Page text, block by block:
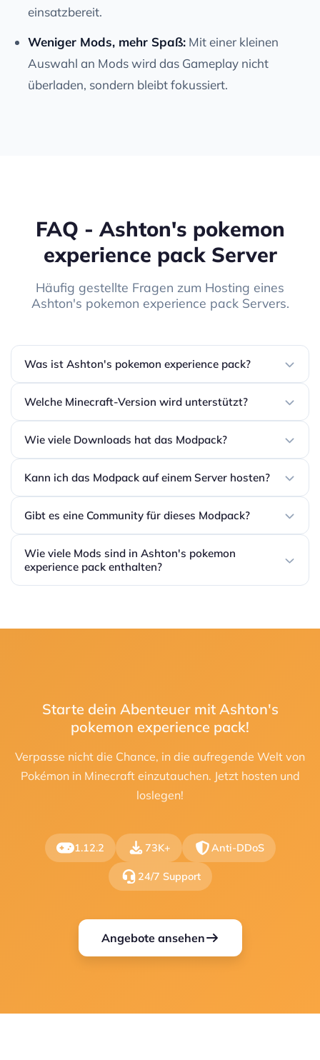
einsatzbereit.
Weniger Mods, mehr Spaß: Mit einer kleinen
Auswahl an Mods wird das Gameplay nicht
überladen, sondern bleibt fokussiert.
FAQ - Ashton's pokemon
experience pack Server
Häufig gestellte Fragen zum Hosting eines
Ashton's pokemon experience pack Servers.
Was ist Ashton's pokemon experience pack?
Welche Minecraft-Version wird unterstützt?
Wie viele Downloads hat das Modpack?
Kann ich das Modpack auf einem Server hosten?
Gibt es eine Community für dieses Modpack?
Wie viele Mods sind in Ashton's pokemon
experience pack enthalten?
Starte dein Abenteuer mit Ashton's
pokemon experience pack!
Verpasse nicht die Chance, in die aufregende Welt von
Pokémon in Minecraft einzutauchen. Jetzt hosten und
loslegen!
1.12.2 73K+ Anti-DDoS
24/7 Support
Angebote ansehen